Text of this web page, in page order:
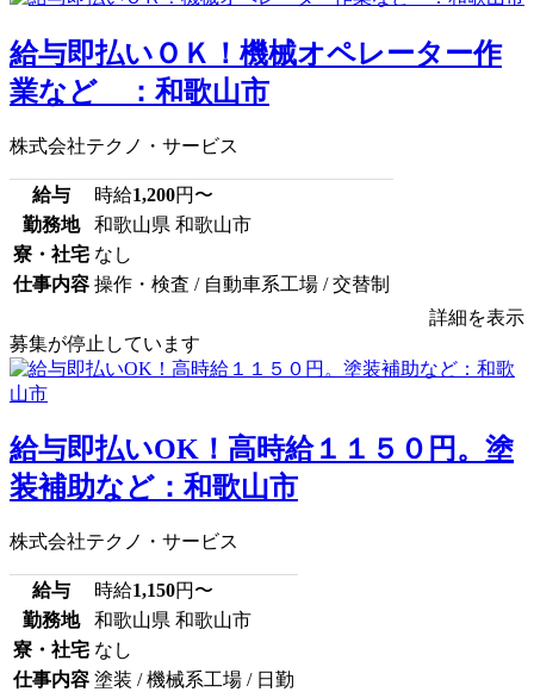
給与即払いＯＫ！機械オペレーター作
業など ：和歌山市
株式会社テクノ・サービス
給与 時給1,200円〜
勤務地
和歌山県 和歌山市
寮・社宅 なし
仕事内容 操作・検査 / 自動車系工場 / 交替制
詳細を表示
募集が停止しています
給与即払いOK！高時給１１５０円。塗
装補助など：和歌山市
株式会社テクノ・サービス
給与 時給1,150円〜
勤務地
和歌山県 和歌山市
寮・社宅 なし
仕事内容 塗装 / 機械系工場 / 日勤